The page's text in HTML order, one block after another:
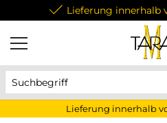
Lieferung innerhalb
Lieferung innerhalb